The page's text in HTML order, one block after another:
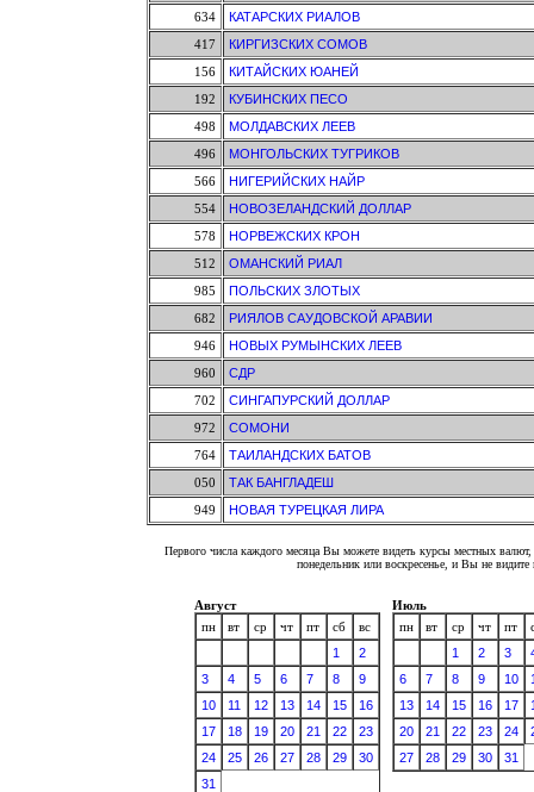
634
КАТАРСКИХ РИАЛОВ
417
КИРГИЗСКИХ СОМОВ
156
КИТАЙСКИХ ЮАНЕЙ
192
КУБИНСКИХ ПЕСО
498
МОЛДАВСКИХ ЛЕЕВ
496
МОНГОЛЬСКИХ ТУГРИКОВ
566
НИГЕРИЙСКИХ НАЙР
554
НОВОЗЕЛАНДСКИЙ ДОЛЛАР
578
НОРВЕЖСКИХ КРОН
512
ОМАНСКИЙ РИАЛ
985
ПОЛЬСКИХ ЗЛОТЫХ
682
РИЯЛОВ САУДОВСКОЙ АРАВИИ
946
НОВЫХ РУМЫНСКИХ ЛЕЕВ
960
СДР
702
СИНГАПУРСКИЙ ДОЛЛАР
972
СОМОНИ
764
ТАИЛАНДСКИХ БАТОВ
050
ТАК БАНГЛАДЕШ
949
НОВАЯ ТУРЕЦКАЯ ЛИРА
Первого числа каждого месяца Вы можете видеть курсы местных
понедельник или воскресенье, и Вы не
Август
пн
вт ср чт пт сб
вс
1
2
3
4 5 6 7 8
9
10
11 12 13 14 15
16
17
18 19 20 21 22
23
24
25 26 27 28 29
30
31
Июль
пн
вт ср чт пт
1
2 3
6
7 8 9 10
13
14 15 16 17
20
21 22 23 24
27
28 29 30 31